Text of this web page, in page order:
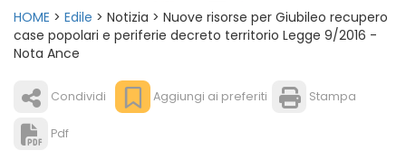
HOME > Edile > Notizia > Nuove risorse per Giubileo recupero
case popolari e periferie decreto territorio Legge 9/2016 -
Nota Ance
Condividi Aggiungi ai preferiti Stampa
Pdf